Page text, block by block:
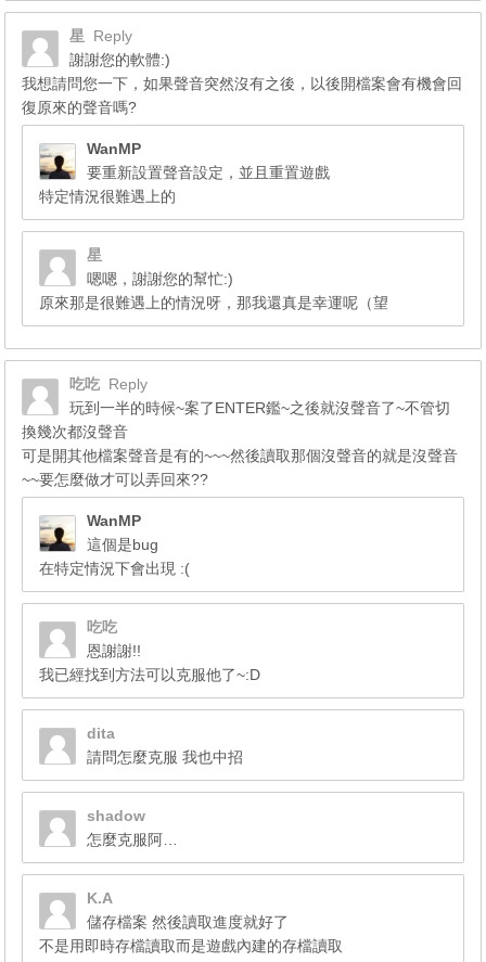
星 Reply
謝謝您的軟體:)
我想請問您一下，如果聲音突然沒有之後，以後開檔案會有機會回
復原來的聲音嗎?
WanMP
要重新設置聲音設定，並且重置遊戲
特定情況很難遇上的
星
嗯嗯，謝謝您的幫忙:)
原來那是很難遇上的情況呀，那我還真是幸運呢（望
吃吃 Reply
玩到一半的時候~案了ENTER鑑~之後就沒聲音了~不管切
換幾次都沒聲音
可是開其他檔案聲音是有的~~~然後讀取那個沒聲音的就是沒聲音
~~要怎麼做才可以弄回來??
WanMP
這個是bug
在特定情況下會出現 :(
吃吃
恩謝謝!!
我已經找到方法可以克服他了~:D
dita
請問怎麼克服 我也中招
shadow
怎麼克服阿…
K.A
儲存檔案 然後讀取進度就好了
不是用即時存檔讀取而是遊戲內建的存檔讀取